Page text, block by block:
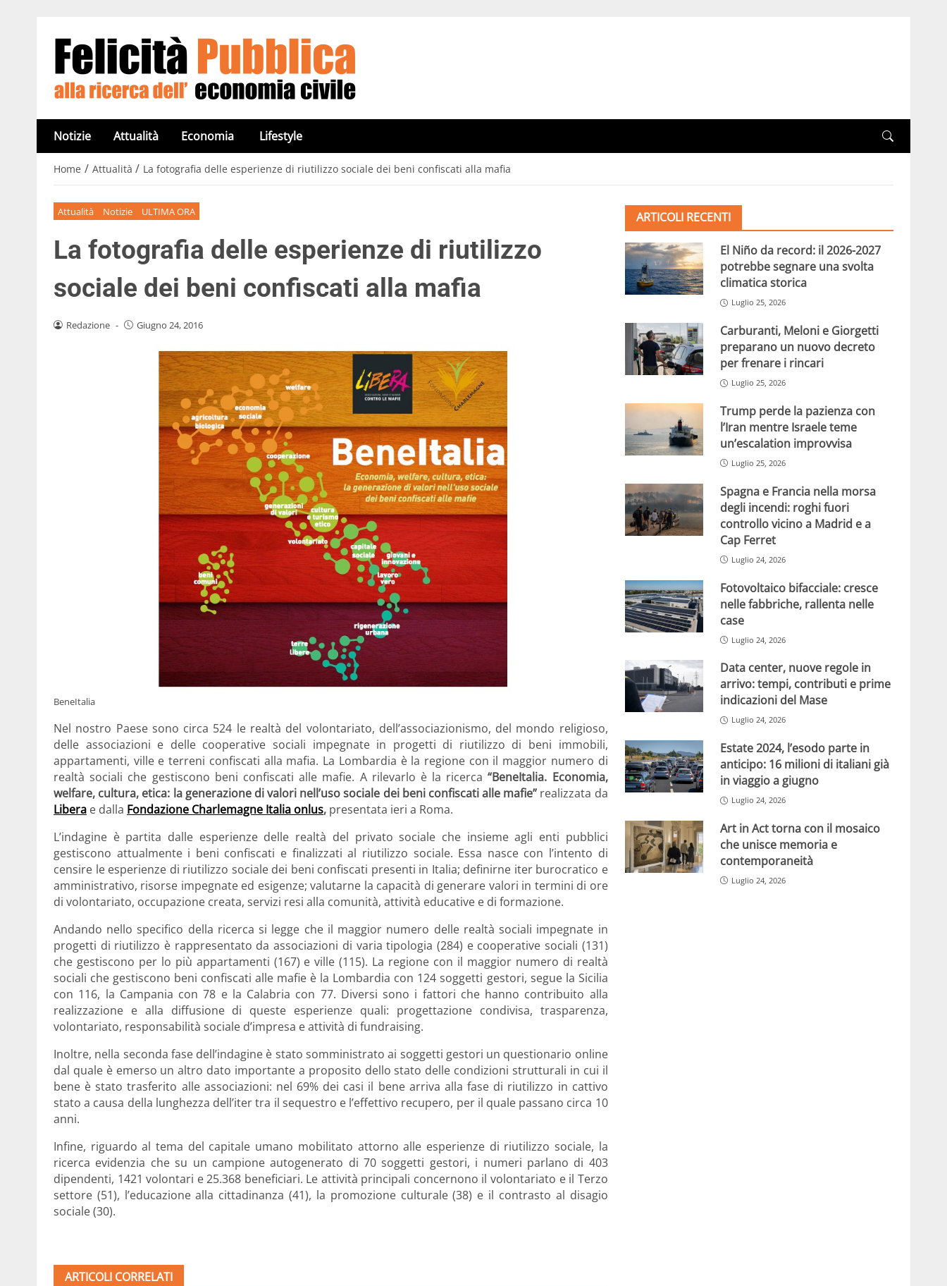
Notizie Attualità Economia Lifestyle
Home / Attualità / La fotografia delle esperienze di riutilizzo sociale dei beni confiscati alla mafia
Attualità Notizie ULTIMA ORA
La fotografia delle esperienze di riutilizzo
sociale dei beni confiscati alla mafia
Redazione - Giugno 24, 2016
BeneItalia
Nel nostro Paese sono circa 524 le realtà del volontariato, dell’associazionismo, del mondo religioso,
delle associazioni e delle cooperative sociali impegnate in progetti di riutilizzo di beni immobili,
appartamenti, ville e terreni confiscati alla mafia. La Lombardia è la regione con il maggior numero di
realtà sociali che gestiscono beni confiscati alle mafie. A rilevarlo è la ricerca“BeneItalia. Economia,
welfare, cultura, etica: la generazione di valori nell’uso sociale dei beni confiscati alle mafie” realizzata da
Libera e dalla Fondazione Charlemagne Italia onlus, presentata ieri a Roma.
L’indagine è partita dalle esperienze delle realtà del privato sociale che insieme agli enti pubblici
gestiscono attualmente i beni confiscati e finalizzati al riutilizzo sociale. Essa nasce con l’intento di
censire le esperienze di riutilizzo sociale dei beni confiscati presenti in Italia; definirne iter burocratico e
amministrativo, risorse impegnate ed esigenze; valutarne la capacità di generare valori in termini di ore
di volontariato, occupazione creata, servizi resi alla comunità, attività educative e di formazione.
Andando nello specifico della ricerca si legge che il maggior numero delle realtà sociali impegnate in
progetti di riutilizzo è rappresentato da associazioni di varia tipologia (284) e cooperative sociali (131)
che gestiscono per lo più appartamenti (167) e ville (115). La regione con il maggior numero di realtà
sociali che gestiscono beni confiscati alle mafie è la Lombardia con 124 soggetti gestori, segue la Sicilia
con 116, la Campania con 78 e la Calabria con 77. Diversi sono i fattori che hanno contribuito alla
realizzazione e alla diffusione di queste esperienze quali: progettazione condivisa, trasparenza,
volontariato, responsabilità sociale d’impresa e attività di fundraising.
Inoltre, nella seconda fase dell’indagine è stato somministrato ai soggetti gestori un questionario online
dal quale è emerso un altro dato importante a proposito dello stato delle condizioni strutturali in cui il
bene è stato trasferito alle associazioni: nel 69% dei casi il bene arriva alla fase di riutilizzo in cattivo
stato a causa della lunghezza dell’iter tra il sequestro e l’effettivo recupero, per il quale passano circa 10
anni.
Infine, riguardo al tema del capitale umano mobilitato attorno alle esperienze di riutilizzo sociale, la
ricerca evidenzia che su un campione autogenerato di 70 soggetti gestori, i numeri parlano di 403
dipendenti, 1421 volontari e 25.368 beneficiari. Le attività principali concernono il volontariato e il Terzo
settore (51), l’educazione alla cittadinanza (41), la promozione culturale (38) e il contrasto al disagio
sociale (30).
ARTICOLI CORRELATI
ARTICOLI RECENTI
El Niño da record: il 2026-2027
potrebbe segnare una svolta
climatica storica
Luglio 25, 2026
Carburanti, Meloni e Giorgetti
preparano un nuovo decreto
per frenare i rincari
Luglio 25, 2026
Trump perde la pazienza con
l’Iran mentre Israele teme
un’escalation improvvisa
Luglio 25, 2026
Spagna e Francia nella morsa
degli incendi: roghi fuori
controllo vicino a Madrid e a
Cap Ferret
Luglio 24, 2026
Fotovoltaico bifacciale: cresce
nelle fabbriche, rallenta nelle
case
Luglio 24, 2026
Data center, nuove regole in
arrivo: tempi, contributi e prime
indicazioni del Mase
Luglio 24, 2026
Estate 2024, l’esodo parte in
anticipo: 16 milioni di italiani già
in viaggio a giugno
Luglio 24, 2026
Art in Act torna con il mosaico
che unisce memoria e
contemporaneità
Luglio 24, 2026